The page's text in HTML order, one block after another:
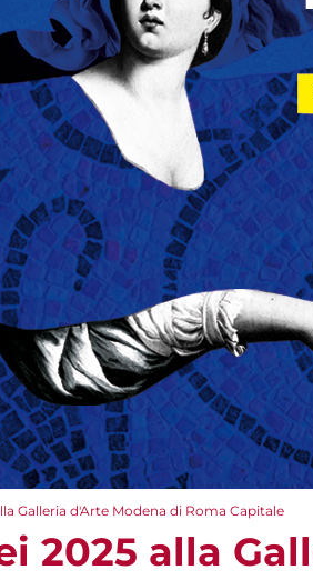
Galleria d'Arte Modena di Roma Capitale
2025 alla